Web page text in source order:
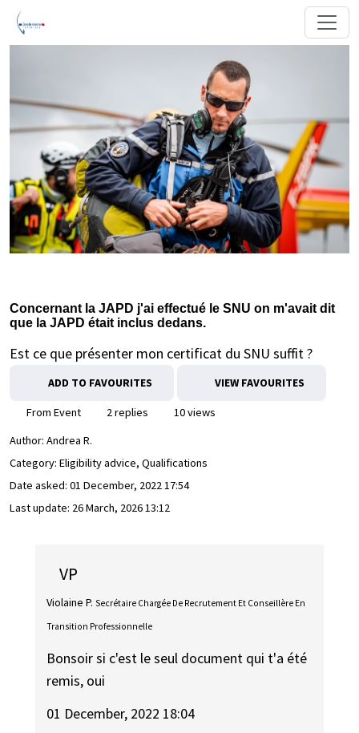
Concernant la JAPD j'ai effectué le SNU on m'avait dit
que la JAPD était inclus dedans.
Est ce que présenter mon certificat du SNU suffit ?
ADD TO FAVOURITES VIEW FAVOURITES
From Event 2 replies
10 views
Author: Andrea R.
Category: Eligibility advice, Qualifications
Date asked: 01 December, 2022 17:54
Last update: 26 March, 2026 13:12
VP
Violaine P. Secrétaire Chargée De Recrutement Et Conseillère En
Transition Professionnelle
Bonsoir si c'est le seul document qui t'a été
remis, oui
01 December, 2022 18:04